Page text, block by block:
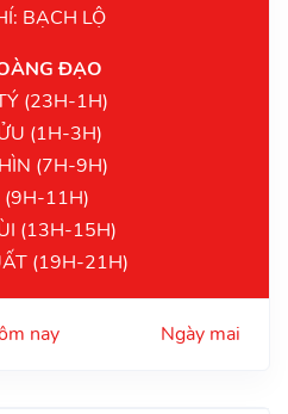
BẠCH LỘ
ĐẠO
(23H-1H)
(1H-3H)
(7H-9H)
(9H-11H)
(13H-15H)
(19H-21H)
nay Ngày mai